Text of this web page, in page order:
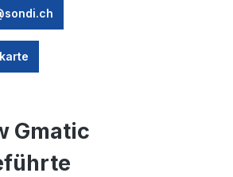
Gmatic